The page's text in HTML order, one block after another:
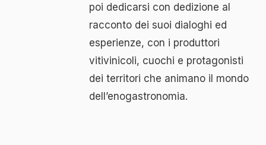
poi dedicarsi con dedizione al
racconto dei suoi dialoghi ed
esperienze, con i produttori
vitivinicoli, cuochi e protagonisti
dei territori che animano il mondo
dell’enogastronomia.